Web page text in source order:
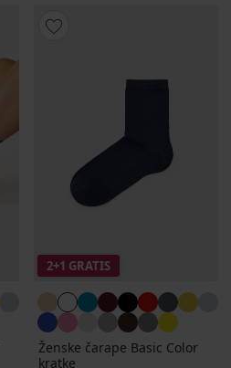
2+1 GRATIS
Ženske čarape Basic Color
kratke